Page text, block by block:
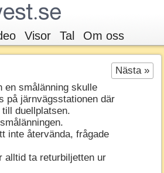
Visor Tal Om oss
Nästa »
en smålänning skulle
på järnvägsstationen där
duellplatsen.
inte återvända, frågade
alltid ta returbiljetten ur